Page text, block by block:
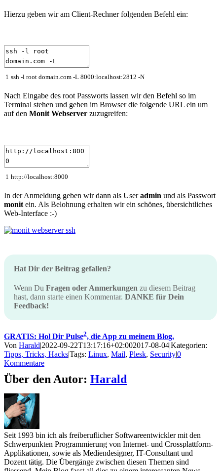
Hierzu geben wir am Client-Rechner folgenden Befehl ein:
1 ssh -l root domain.com -L 8000:localhost:2812 -N
Nach Eingabe des root Passworts lassen wir den Befehl so im
Terminal stehen und geben im Browser die folgende URL ein um
auf den Monit Webserver zuzugreifen:
1 http://localhost:8000
In der Anmeldung geben wir dann als Useradmin und als Passwort
monit ein. Als Belohnung erhalten wir ein schönes, übersichtliches
Web-Interface :-)
Hat Dir der Beitrag gefallen?
Wenn Du Fragen oder Anmerkungen zu diesem Beitrag
hast, dann starte einen Kommentar. DANKE für Dein
Feedback!
GRATIS: Hol Dir Pulse2, die App zu meinem Blog.
Von Harald2022-09-22T13:17:16+02:002017-08-04Kategorien:
Tipps, Tricks, HacksTags: Linux, Mail, Plesk, Security0
Kommentare
Über den Autor: Harald
Seit 1993 bin ich als freiberuflicher Softwareentwickler mit den
Schwerpunkten Programmierung von Internet- und Crossplattform-
Applikationen, sowie als Mediendesigner, IT-Consultant und
Dozent tätig. Die Übergänge zwischen diesen Themen sind